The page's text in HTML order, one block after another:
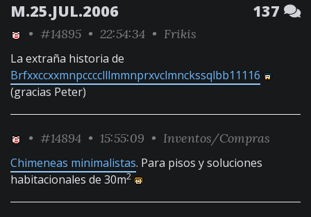
M.25.JUL.2006 137
• #14895 • 22:54:34 • Frikis
La extraña historia de
Brfxxccxxmnpcccclllmmnprxvclmnckssqlbb11116
(gracias Peter)
• #14894 • 15:55:09 • Inventos/Compras
Chimeneas minimalistas. Para pisos y soluciones
habitacionales de 30m2